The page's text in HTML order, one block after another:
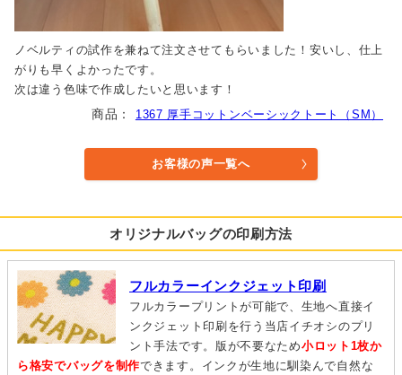
ノベルティの試作を兼ねて注文させてもらいました！安いし、仕上
がりも早くよかったです。
次は違う色味で作成したいと思います！
1367 厚手コットンベーシックトート（SM）
お客様の声一覧へ
オリジナルバッグの印刷方法
フルカラーインクジェット印刷
フルカラープリントが可能で、生地へ直接イ
ンクジェット印刷を行う当店イチオシのプリ
ント手法です。版が不要なため小ロット1枚か
ら格安でバッグを制作できます。インクが生地に馴染んで自然な